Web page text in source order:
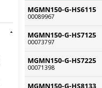
MGMN150-G-HS6115
00089967
MGMN150-G-HS7125
00073797
MGMN150-G-HS7225
00071398
MGMN150-G-HS8133